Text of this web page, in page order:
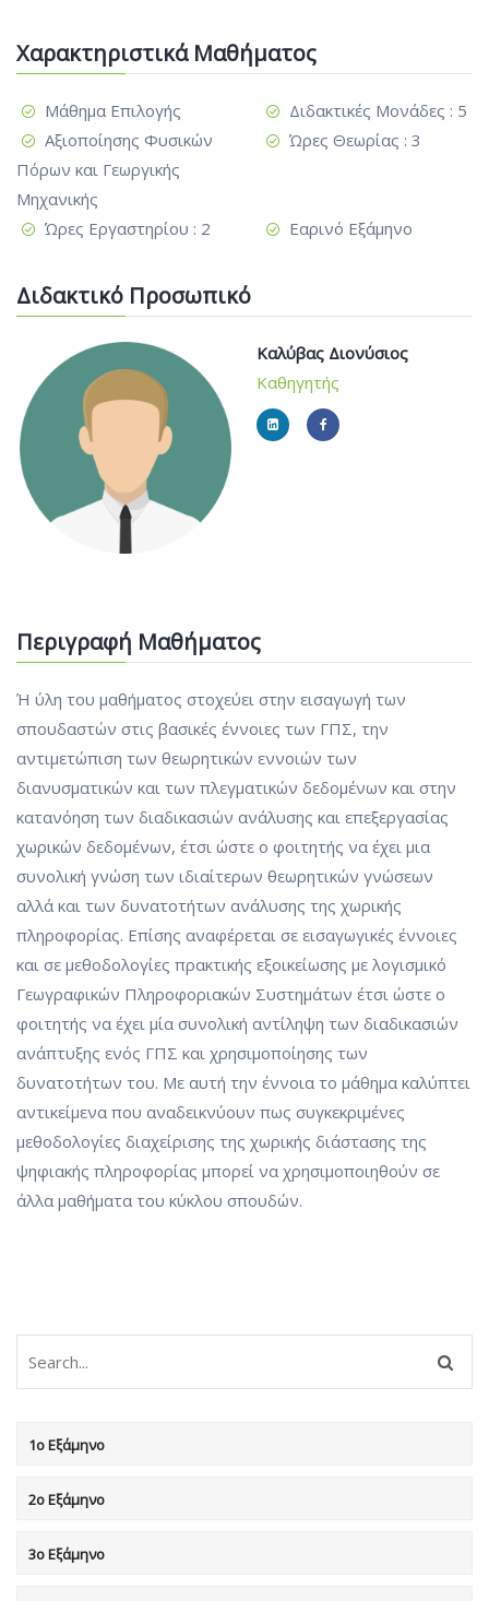
Χαρακτηριστικά Μαθήματος
Μάθημα Επιλογής
Διδακτικές Μονάδες : 5
Αξιοποίησης Φυσικών
Πόρων και Γεωργικής
Μηχανικής
Ώρες Θεωρίας : 3
Ώρες Εργαστηρίου : 2 Εαρινό Εξάμηνο
Διδακτικό Προσωπικό
Καλύβας Διονύσιος
Καθηγητής
Περιγραφή Μαθήματος
Ή ύλη του μαθήματος στοχεύει στην εισαγωγή των
σπουδαστών στις βασικές έννοιες των ΓΠΣ, την
αντιμετώπιση των θεωρητικών εννοιών των
διανυσματικών και των πλεγματικών δεδομένων και στην
κατανόηση των διαδικασιών ανάλυσης και επεξεργασίας
χωρικών δεδομένων, έτσι ώστε ο φοιτητής να έχει μια
συνολική γνώση των ιδιαίτερων θεωρητικών γνώσεων
αλλά και των δυνατοτήτων ανάλυσης της χωρικής
πληροφορίας. Επίσης αναφέρεται σε εισαγωγικές έννοιες
και σε μεθοδολογίες πρακτικής εξοικείωσης με λογισμικό
Γεωγραφικών Πληροφοριακών Συστημάτων έτσι ώστε ο
φοιτητής να έχει μία συνολική αντίληψη των διαδικασιών
ανάπτυξης ενός ΓΠΣ και χρησιμοποίησης των
δυνατοτήτων του. Με αυτή την έννοια το μάθημα καλύπτει
αντικείμενα που αναδεικνύουν πως συγκεκριμένες
μεθοδολογίες διαχείρισης της χωρικής διάστασης της
ψηφιακής πληροφορίας μπορεί να χρησιμοποιηθούν σε
άλλα μαθήματα του κύκλου σπουδών.
1ο Εξάμηνο
2ο Εξάμηνο
3ο Εξάμηνο